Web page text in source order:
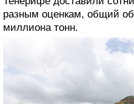
ближайший к городу выход
пляжи постепенно
расширяющейся портовой
линия сужалась, а
отдыха становились всё
Идея искусственного
В 1953 году городские